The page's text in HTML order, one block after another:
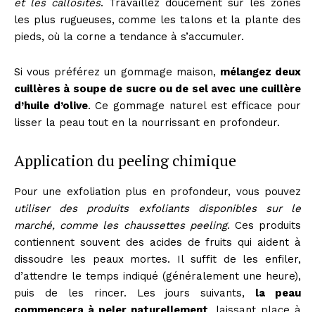
et les callosités. Travaillez doucement sur les zones
les plus rugueuses, comme les talons et la plante des
pieds, où la corne a tendance à s’accumuler.
Si vous préférez un gommage maison, mélangez deux
cuillères à soupe de sucre ou de sel avec une cuillère
d’huile d’olive. Ce gommage naturel est efficace pour
lisser la peau tout en la nourrissant en profondeur.
Application du peeling chimique
Pour une exfoliation plus en profondeur, vous pouvez
utiliser des produits exfoliants disponibles sur le
marché, comme les chaussettes peeling. Ces produits
contiennent souvent des acides de fruits qui aident à
dissoudre les peaux mortes. Il suffit de les enfiler,
d’attendre le temps indiqué (généralement une heure),
puis de les rincer. Les jours suivants, la peau